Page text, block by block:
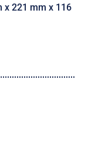
x 221 mm x 116